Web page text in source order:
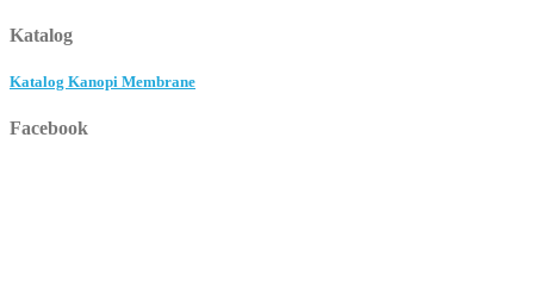
Katalog
Katalog Kanopi Membrane
Facebook